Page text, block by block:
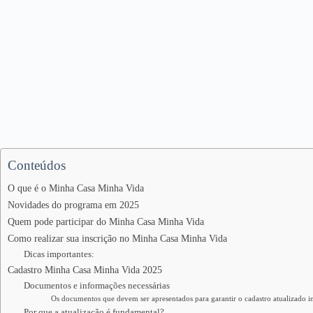
Conteúdos
O que é o Minha Casa Minha Vida
Novidades do programa em 2025
Quem pode participar do Minha Casa Minha Vida
Como realizar sua inscrição no Minha Casa Minha Vida
Dicas importantes:
Cadastro Minha Casa Minha Vida 2025
Documentos e informações necessárias
Os documentos que devem ser apresentados para garantir o cadastro atualizado